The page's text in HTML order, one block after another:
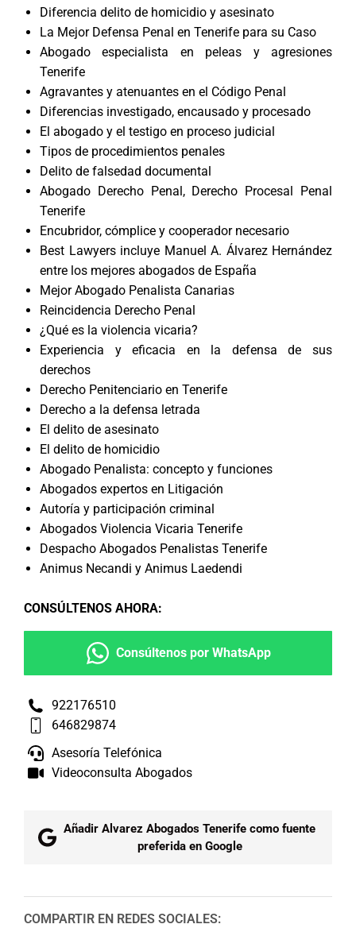
Diferencia delito de homicidio y asesinato
La Mejor Defensa Penal en Tenerife para su Caso
Abogado especialista en peleas y agresiones
Tenerife
Agravantes y atenuantes en el Código Penal
Diferencias investigado, encausado y procesado
El abogado y el testigo en proceso judicial
Tipos de procedimientos penales
Delito de falsedad documental
Abogado Derecho Penal, Derecho Procesal Penal
Tenerife
Encubridor, cómplice y cooperador necesario
Best Lawyers incluye Manuel A. Álvarez Hernández
entre los mejores abogados de España
Mejor Abogado Penalista Canarias
Reincidencia Derecho Penal
¿Qué es la violencia vicaria?
Experiencia y eficacia en la defensa de sus
derechos
Derecho Penitenciario en Tenerife
Derecho a la defensa letrada
El delito de asesinato
El delito de homicidio
Abogado Penalista: concepto y funciones
Abogados expertos en Litigación
Autoría y participación criminal
Abogados Violencia Vicaria Tenerife
Despacho Abogados Penalistas Tenerife
Animus Necandi y Animus Laedendi
CONSÚLTENOS AHORA:
Consúltenos por WhatsApp
922176510
646829874
Asesoría Telefónica
Videoconsulta Abogados
Añadir Alvarez Abogados Tenerife como fuente
preferida en Google
COMPARTIR EN REDES SOCIALES: